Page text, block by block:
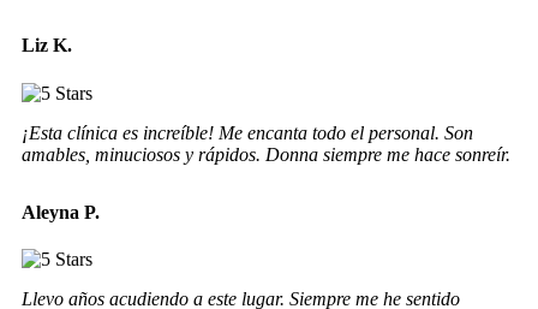
Liz K.
¡Esta clínica es increíble! Me encanta todo el personal. Son
amables, minuciosos y rápidos. Donna siempre me hace sonreír.
Aleyna P.
Llevo años acudiendo a este lugar. Siempre me he sentido